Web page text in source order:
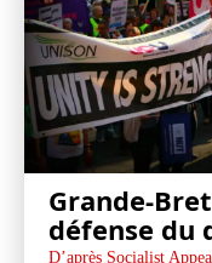
Grande-
défense du
D’après Socialist